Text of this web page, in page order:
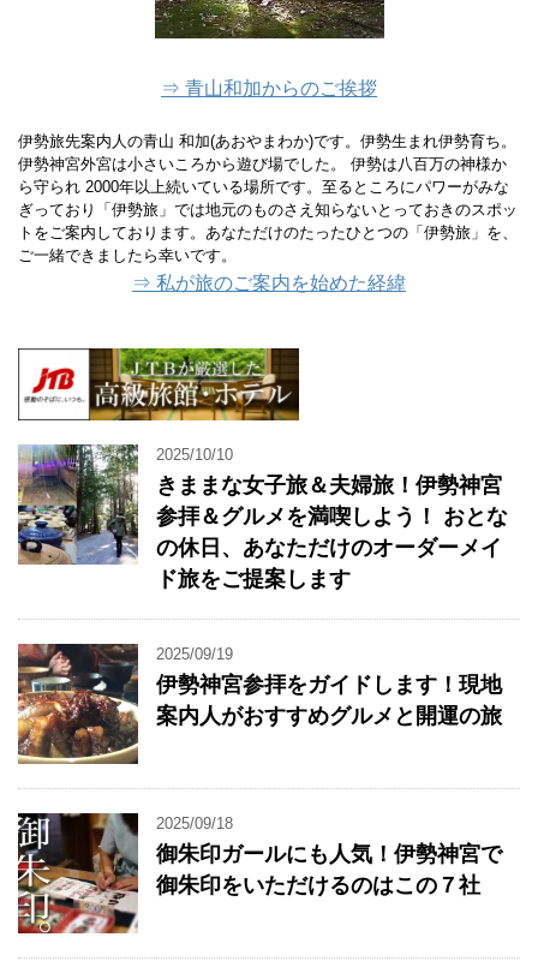
⇒ 青山和加からのご挨拶
伊勢旅先案内人の青山 和加(あおやまわか)です。伊勢生まれ伊勢育ち。
伊勢神宮外宮は小さいころから遊び場でした。 伊勢は八百万の神様か
ら守られ 2000年以上続いている場所です。至るところにパワーがみな
ぎっており「伊勢旅」では地元のものさえ知らないとっておきのスポッ
トをご案内しております。あなただけのたったひとつの「伊勢旅」を、
ご一緒できましたら幸いです。
⇒ 私が旅のご案内を始めた経緯
2025/10/10
きままな女子旅＆夫婦旅！伊勢神宮
参拝＆グルメを満喫しよう！ おとな
の休日、あなただけのオーダーメイ
ド旅をご提案します
2025/09/19
伊勢神宮参拝をガイドします！現地
案内人がおすすめグルメと開運の旅
2025/09/18
御朱印ガールにも人気！伊勢神宮で
御朱印をいただけるのはこの７社